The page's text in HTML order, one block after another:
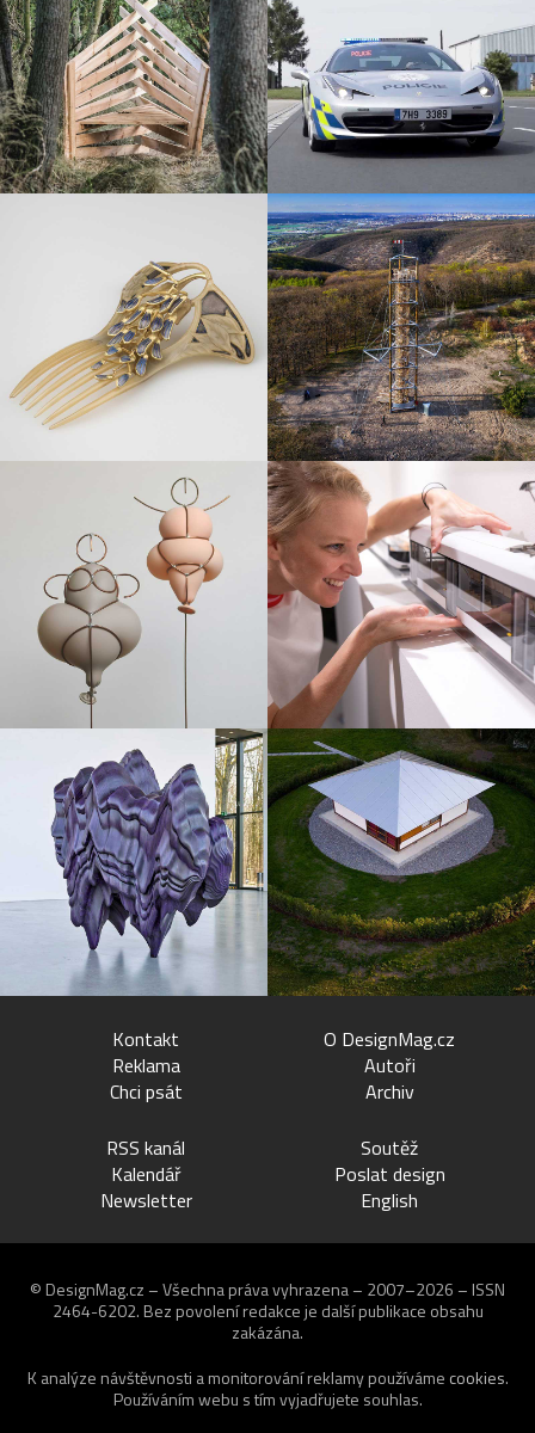
Kontakt
Reklama
Chci psát
O DesignMag.cz
Autoři
Archiv
RSS kanál
Kalendář
Newsletter
Soutěž
Poslat design
English
© DesignMag.cz – Všechna práva vyhrazena – 2007–2026 – ISSN
2464-6202. Bez povolení redakce je další publikace obsahu
zakázána.
K analýze návštěvnosti a monitorování reklamy používáme cookies.
Používáním webu s tím vyjadřujete souhlas.